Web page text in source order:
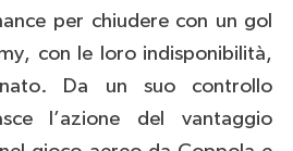
per chiudere con un gol
con le loro indisponibilità,
Da un suo controllo
l’azione del vantaggio